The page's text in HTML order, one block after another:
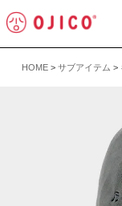
HOME サブアイテム